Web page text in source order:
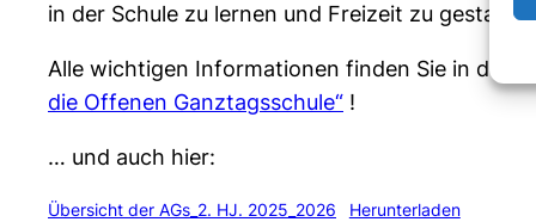
in der Schule zu lernen und Freizeit zu
Alle wichtigen Informationen finden Sie in den
die Offenen Ganztagsschule“ !
… und auch hier:
Übersicht der AGs_2. HJ. 2025_2026 Herunterladen